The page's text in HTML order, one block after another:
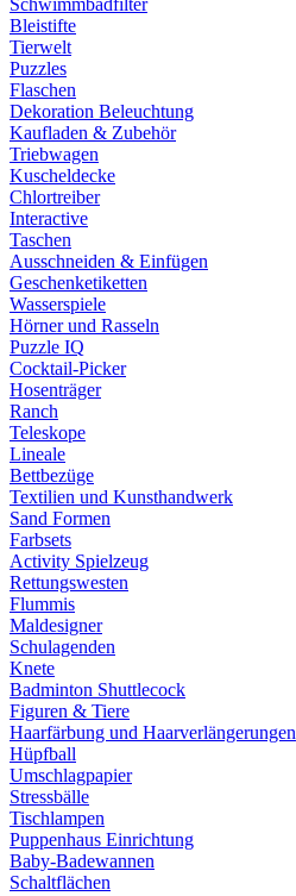
Schwimmbadfilter
Bleistifte
Tierwelt
Puzzles
Flaschen
Dekoration Beleuchtung
Kaufladen & Zubehör
Triebwagen
Kuscheldecke
Chlortreiber
Interactive
Taschen
Ausschneiden & Einfügen
Geschenketiketten
Wasserspiele
Hörner und Rasseln
Puzzle IQ
Cocktail-Picker
Hosenträger
Ranch
Teleskope
Lineale
Bettbezüge
Textilien und Kunsthandwerk
Sand Formen
Farbsets
Activity Spielzeug
Rettungswesten
Flummis
Maldesigner
Schulagenden
Knete
Badminton Shuttlecock
Figuren & Tiere
Haarfärbung und Haarverlängerungen
Hüpfball
Umschlagpapier
Stressbälle
Tischlampen
Puppenhaus Einrichtung
Baby-Badewannen
Schaltflächen